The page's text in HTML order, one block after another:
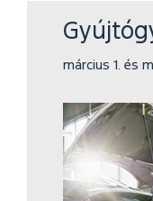
március 1. és